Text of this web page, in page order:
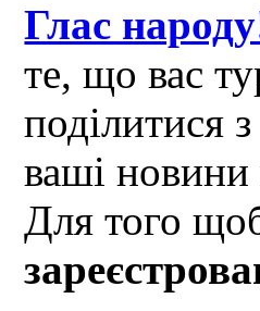
Глас
те, що вас
поділитися
ваші
Для того